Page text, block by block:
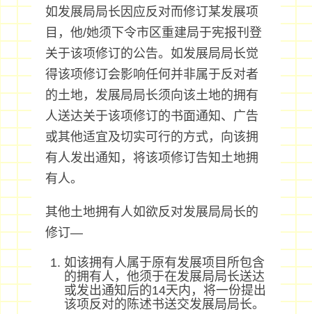
如发展局局长因应反对而修订某发展项
目，他/她须下令市区重建局于宪报刊登
关于该项修订的公告。如发展局局长觉
得该项修订会影响任何并非属于反对者
的土地，发展局局长须向该土地的拥有
人送达关于该项修订的书面通知、广告
或其他适宜及切实可行的方式，向该拥
有人发出通知，将该项修订告知土地拥
有人。
其他土地拥有人如欲反对发展局局长的
修订—
如该拥有人属于原有发展项目所包含
的拥有人，他须于在发展局局长送达
或发出通知后的14天内，将一份提出
该项反对的陈述书送交发展局局长。